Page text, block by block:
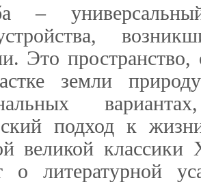
–
Это
земли
подход к
великой
о литературной